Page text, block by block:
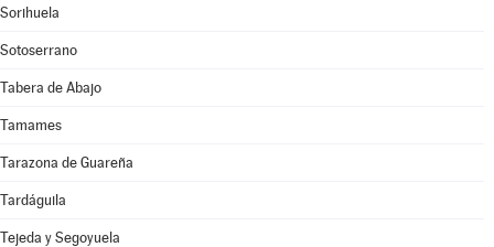
Sorihuela
Sotoserrano
Tabera de Abajo
Tamames
Tarazona de Guareña
Tardáguila
Tejeda y Segoyuela